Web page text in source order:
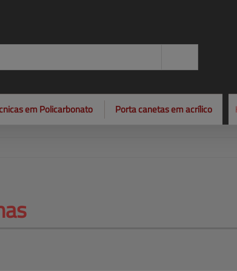
em Policarbonato Porta canetas em acrílico